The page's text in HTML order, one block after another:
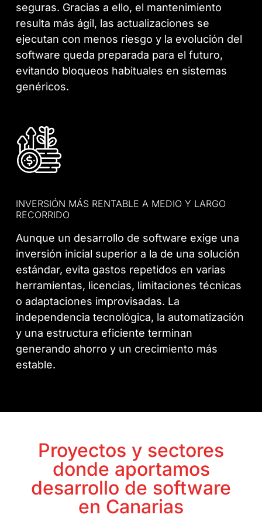
seguras. Gracias a ello, el mantenimiento
resulta más ágil, las actualizaciones se
ejecutan con menos riesgo y la evolución del
software queda preparada para el futuro,
evitando bloqueos habituales en sistemas
genéricos.
INVERSIÓN MÁS RENTABLE A MEDIO Y LARGO
RECORRIDO
Aunque un desarrollo de software exige una
inversión inicial superior a la de una solución
estándar, evita gastos repetidos en varias
herramientas, licencias, limitaciones técnicas
o adaptaciones improvisadas. La
independencia tecnológica, la automatización
y una estructura eficiente terminan
generando ahorro y un crecimiento más
estable.
Proyectos y sectores
donde aportamos
desarrollo de software
en Canarias